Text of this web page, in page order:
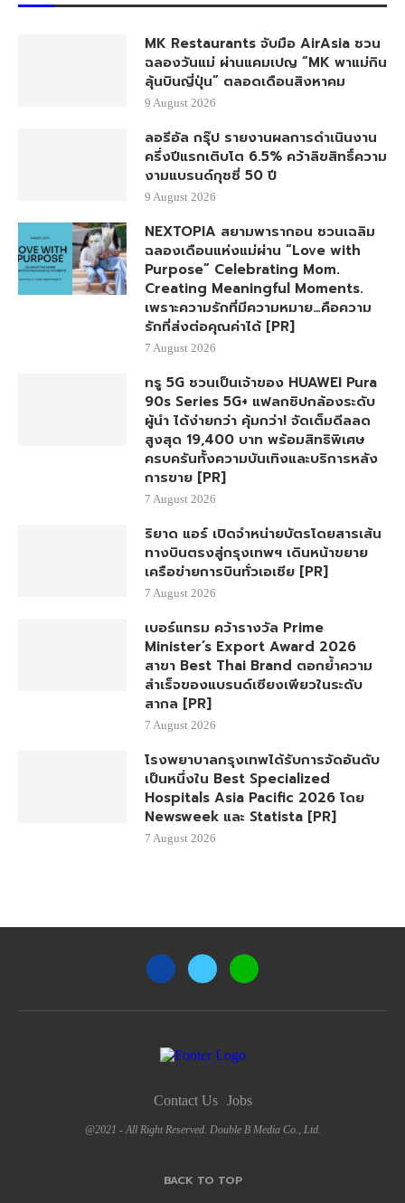
MK Restaurants จับมือ AirAsia ชวน
ฉลองวันแม่ ผ่านแคมเปญ “MK พาแม่กิน
ลุ้นบินญี่ปุ่น” ตลอดเดือนสิงหาคม
9 August 2026
ลอรีอัล กรุ๊ป รายงานผลการดำเนินงาน
ครึ่งปีแรกเติบโต 6.5% คว้าลิขสิทธิ์ความ
งามแบรนด์กุชชี่ 50 ปี
9 August 2026
NEXTOPIA สยามพารากอน ชวนเฉลิม
ฉลองเดือนแห่งแม่ผ่าน “Love with
Purpose” Celebrating Mom.
Creating Meaningful Moments.
เพราะความรักที่มีความหมาย…คือความ
รักที่ส่งต่อคุณค่าได้ [PR]
7 August 2026
ทรู 5G ชวนเป็นเจ้าของ HUAWEI Pura
90s Series 5G+ แฟลกชิปกล้องระดับ
ผู้นำ ได้ง่ายกว่า คุ้มกว่า! จัดเต็มดีลลด
สูงสุด 19,400 บาท พร้อมสิทธิพิเศษ
ครบครันทั้งความบันเทิงและบริการหลัง
การขาย [PR]
7 August 2026
ริยาด แอร์ เปิดจำหน่ายบัตรโดยสารเส้น
ทางบินตรงสู่กรุงเทพฯ เดินหน้าขยาย
เครือข่ายการบินทั่วเอเชีย [PR]
7 August 2026
เบอร์แทรม คว้ารางวัล Prime
Minister’s Export Award 2026
สาขา Best Thai Brand ตอกย้ำความ
สำเร็จของแบรนด์เซียงเพียวในระดับ
สากล [PR]
7 August 2026
โรงพยาบาลกรุงเทพได้รับการจัดอันดับ
เป็นหนึ่งใน Best Specialized
Hospitals Asia Pacific 2026 โดย
Newsweek และ Statista [PR]
7 August 2026
Contact Us Jobs
@2021 - All Right Reserved. Double B Media Co., Ltd.
BACK TO TOP